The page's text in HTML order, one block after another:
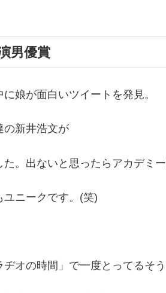
男優賞
娘が面白いツイートを発見。
の新井浩文が
た。出ないと思ったらアカデミー
ユニークです。(笑)
ヂオの時間」で一度とってるそう